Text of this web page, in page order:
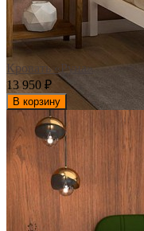
Кровать «Руна»
13 950 ₽
В корзину